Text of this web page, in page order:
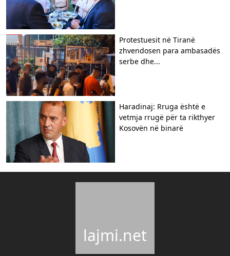
Protestuesit në Tiranë
zhvendosen para ambasadës
serbe dhe...
Haradinaj: Rruga është e
vetmja rrugë për ta rikthyer
Kosovën në binarë
lajmi.net